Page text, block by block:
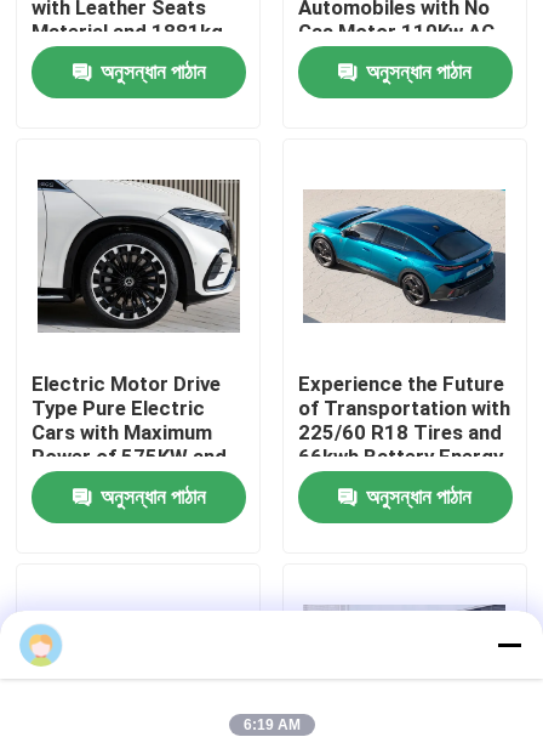
বাড়ি
আমাদের সম্পর্কে
কারখানা ভ্রমণ
মান নিয়ন্ত্রণ
আমাদের সাথে যোগাযোগ করুন
উদ্ধৃতির জন্য আবেদন
বিশুদ্ধ ইলেকট্রিক গাড়ি
with Leather Seats
Material and 1881kg
Kerb Weight
অনুসন্ধান পাঠান
Automobiles with No
Gas Motor 110Kw AC
Synchrounous Electric
Motor অনুসন্ধান পাঠান
Electric Motor Drive
Type Pure Electric
Cars with Maximum
Power of 575KW and
Kerb Weight of
1881kgঅনুসন্ধান পাঠান
Experience the Future
of Transportation with
225/60 R18 Tires and
66kwh Battery Energy
Zero Emission Cars
অনুসন্ধান পাঠান
6:19 AM